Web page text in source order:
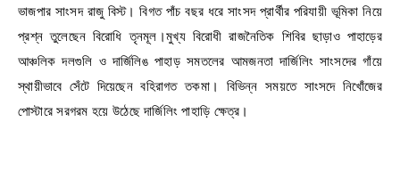
ভাজপার সাংসদ রাজু বিস্ট। বিগত পাঁচ বছর ধরে সাংসদ প্রার্থীর পরিযায়ী ভূমিকা নিয়ে
প্রশ্ন তুলেছেন বিরোধি তৃনমূল।মুখ্য বিরোধী রাজনৈতিক শিবির ছাড়াও পাহাড়ের
আঞ্চলিক দলগুলি ও দার্জিলিঙ পাহাড় সমতলের আমজনতা দার্জিলিং সাংসদের গাঁয়ে
স্থায়ীভাবে সেঁটে দিয়েছেন বহিরাগত তকমা। বিভিন্ন সময়তে সাংসদে নিখোঁজের
পোস্টারে সরগরম হয়ে উঠেছে দার্জিলিং পাহাড়ি ক্ষেত্র।